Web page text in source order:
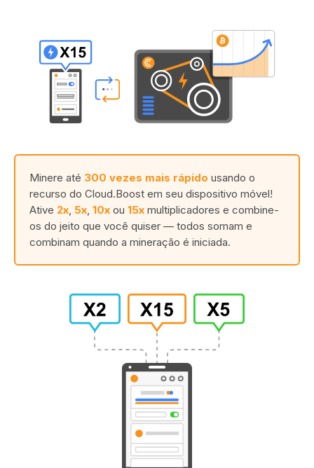
Minere até 300 vezes mais rápido usando o
recurso do Cloud.Boost em seu dispositivo móvel!
Ative 2x 5x 10x ou 15x multiplicadores e combine-
os do jeito que você quiser — todos somam e
combinam quando a mineração é iniciada.